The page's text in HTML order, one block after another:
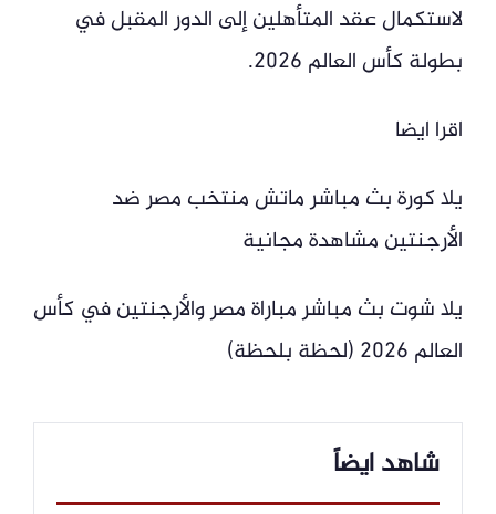
لاستكمال عقد المتأهلين إلى الدور المقبل في
بطولة كأس العالم 2026.
اقرا ايضا
يلا كورة بث مباشر ماتش منتخب مصر ضد
الأرجنتين مشاهدة مجانية
يلا شوت بث مباشر مباراة مصر والأرجنتين في كأس
العالم 2026 (لحظة بلحظة)
شاهد ايضاً